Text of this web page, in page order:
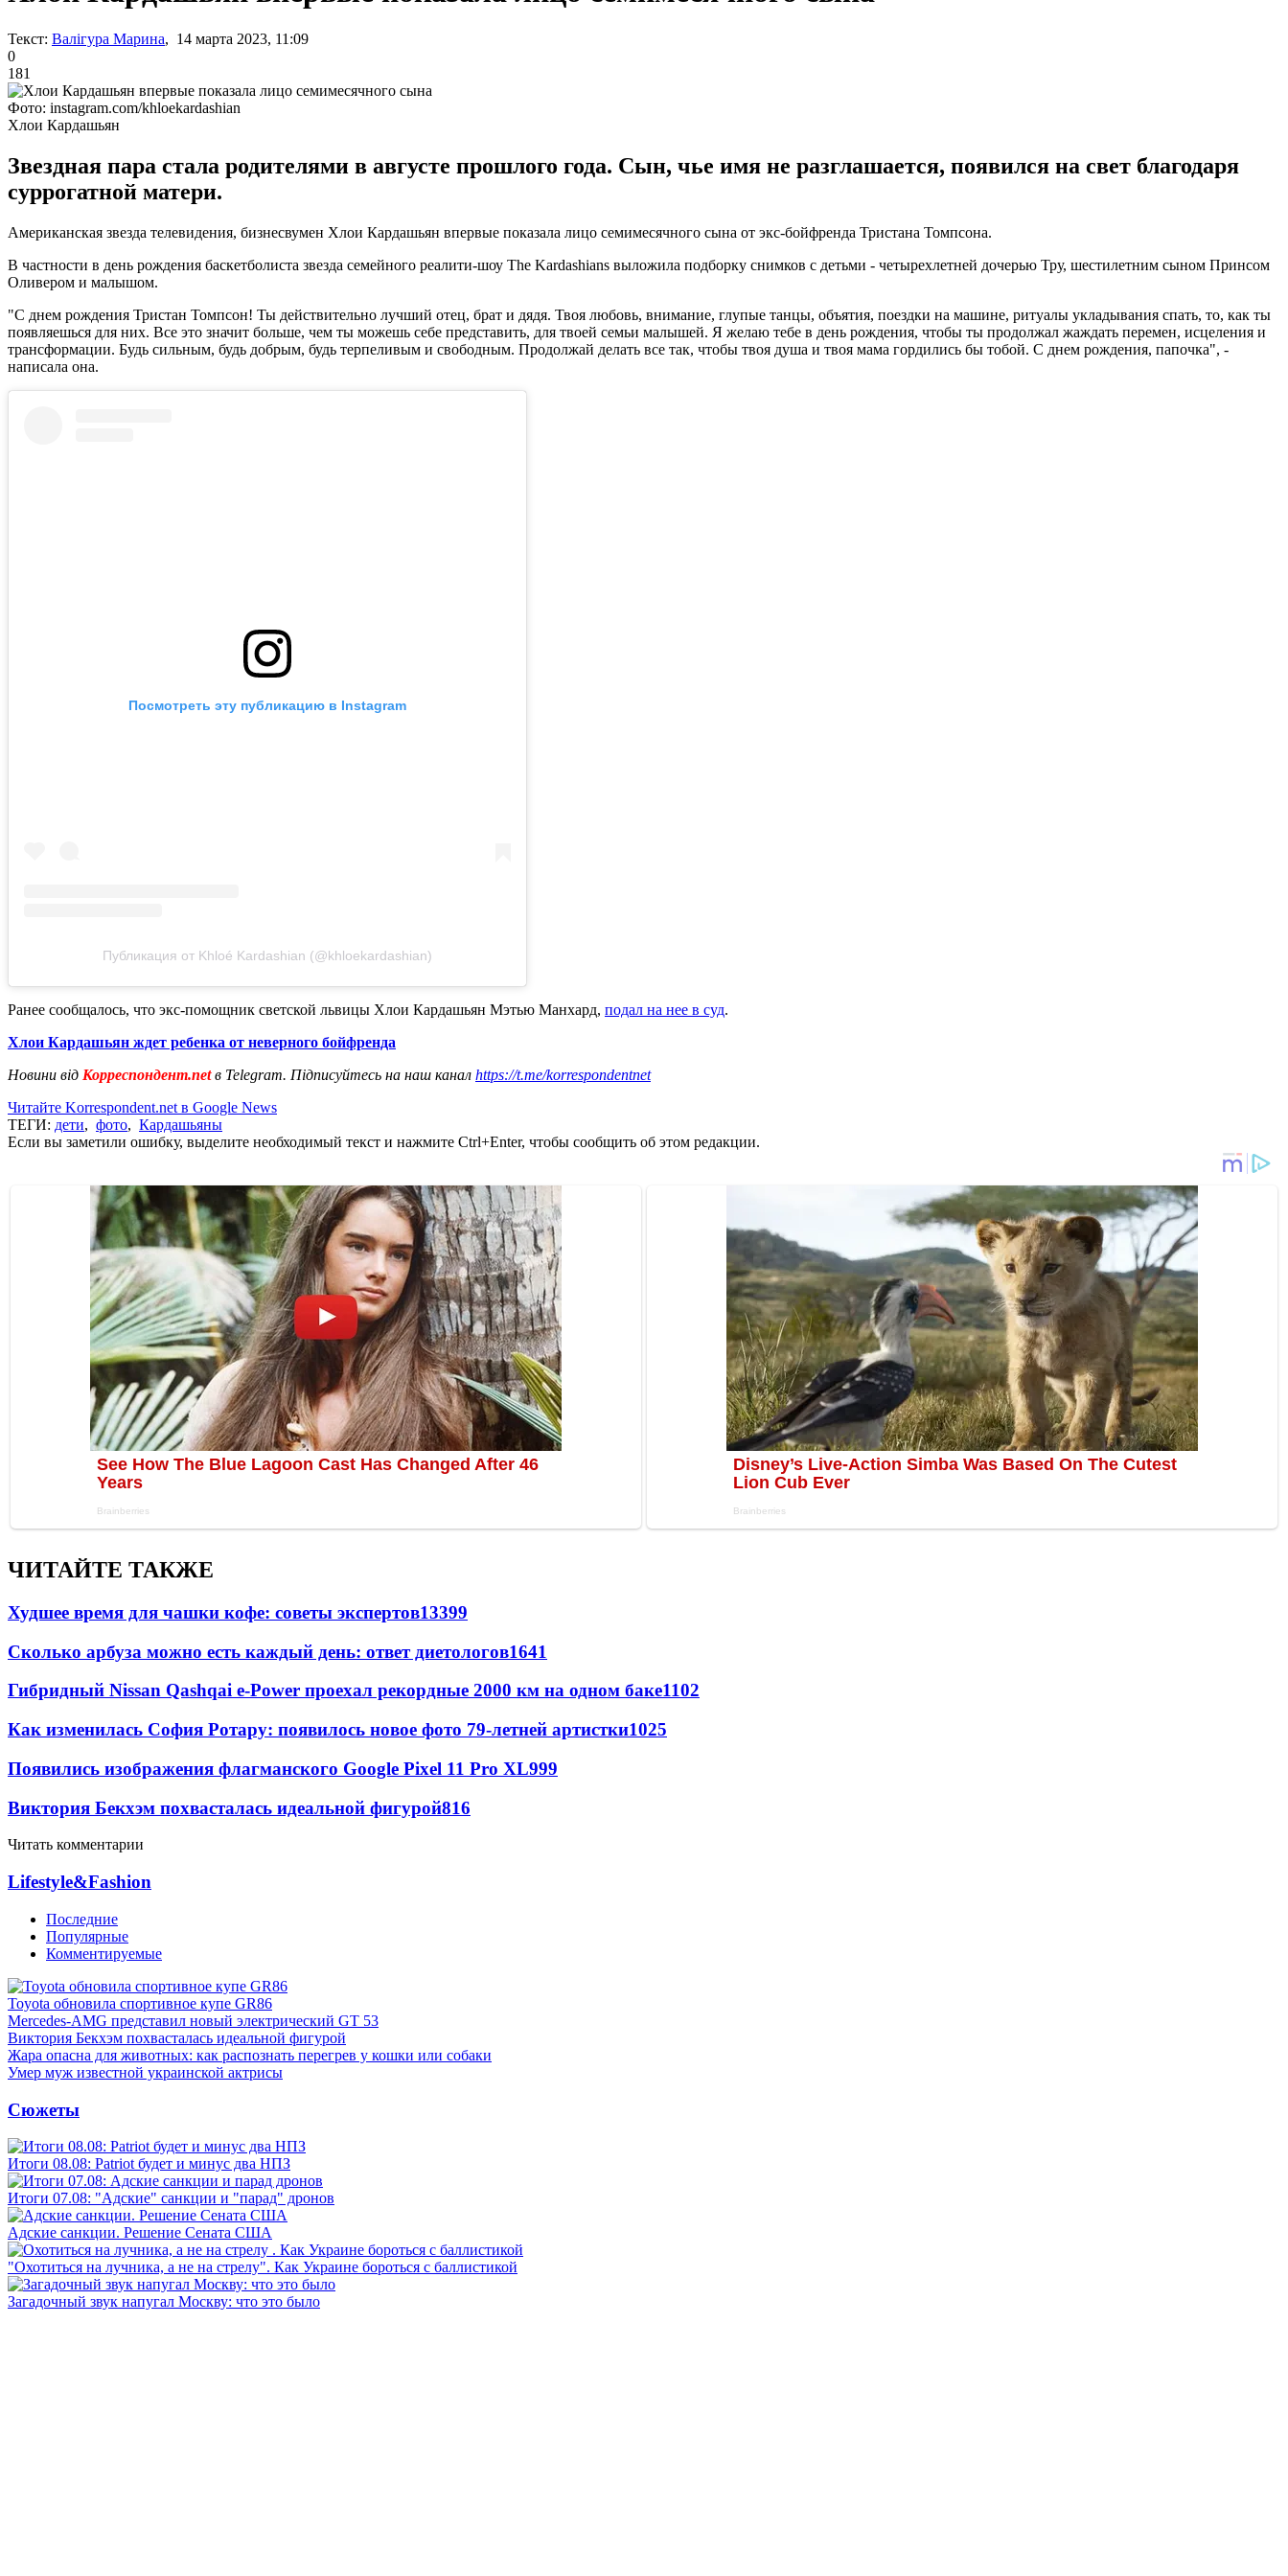
Текст: Валігура Марина, 14 марта 2023, 11:09
0
181
Фото: instagram.com/khloekardashian
Хлои Кардашьян
Звездная пара стала родителями в августе прошлого года. Сын, чье имя не разглашается, появился на свет благодаря
суррогатной матери.
Американская звезда телевидения, бизнесвумен Хлои Кардашьян впервые показала лицо семимесячного сына от экс-бойфренда Тристана Томпсона.
В частности в день рождения баскетболиста звезда семейного реалити-шоу The Kardashians выложила подборку снимков с детьми - четырехлетней дочерью Тру, шестилетним сыном Принсом
Оливером и малышом.
"С днем рождения Тристан Томпсон! Ты действительно лучший отец, брат и дядя. Твоя любовь, внимание, глупые танцы, объятия, поездки на машине, ритуалы укладывания спать, то, как ты
появляешься для них. Все это значит больше, чем ты можешь себе представить, для твоей семьи малышей. Я желаю тебе в день рождения, чтобы ты продолжал жаждать перемен, исцеления и
трансформации. Будь сильным, будь добрым, будь терпеливым и свободным. Продолжай делать все так, чтобы твоя душа и твоя мама гордились бы тобой. С днем рождения, папочка", -
написала она.
Посмотреть эту публикацию в Instagram
Публикация от Khloé Kardashian (@khloekardashian)
Ранее сообщалось, что экс-помощник светской львицы Хлои Кардашьян Мэтью Манхард, подал на нее в суд.
Хлои Кардашьян ждет ребенка от неверного бойфренда
Новини від Корреспондент.netв Telegram. Підписуйтесь на наш канал https://t.me/korrespondentnet
Читайте Korrespondent.net в Google News
ТЕГИ: дети, фото, Кардашьяны
Если вы заметили ошибку, выделите необходимый текст и нажмите Ctrl+Enter, чтобы сообщить об этом редакции.
ЧИТАЙТЕ ТАКЖЕ
Худшее время для чашки кофе: советы экспертов13399
Сколько арбуза можно есть каждый день: ответ диетологов1641
Гибридный Nissan Qashqai e-Power проехал рекордные 2000 км на одном баке1102
Как изменилась София Ротару: появилось новое фото 79-летней артистки1025
Появились изображения флагманского Google Pixel 11 Pro XL999
Виктория Бекхэм похвасталась идеальной фигурой816
Читать комментарии
Lifestyle&Fashion
Последние
Популярные
Комментируемые
Toyota обновила спортивное купе GR86
Mercedes-AMG представил новый электрический GT 53
Виктория Бекхэм похвасталась идеальной фигурой
Жара опасна для животных: как распознать перегрев у кошки или собаки
Умер муж известной украинской актрисы
Сюжеты
Итоги 08.08: Patriot будет и минус два НПЗ
Итоги 07.08: "Адские" санкции и "парад" дронов
Адские санкции. Решение Сената США
"Охотиться на лучника, а не на стрелу". Как Украине бороться с баллистикой
Загадочный звук напугал Москву: что это было